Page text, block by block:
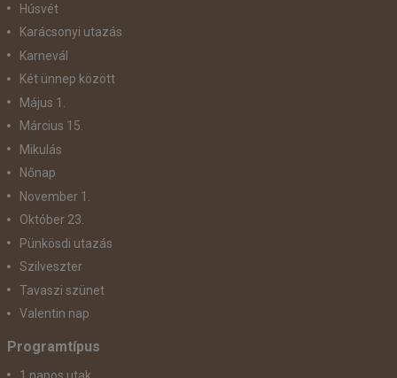
Húsvét
Karácsonyi utazás
Karnevál
Két ünnep között
Május 1.
Március 15.
Mikulás
Nőnap
November 1.
Október 23.
Pünkösdi utazás
Szilveszter
Tavaszi szünet
Valentin nap
Programtípus
1 napos utak